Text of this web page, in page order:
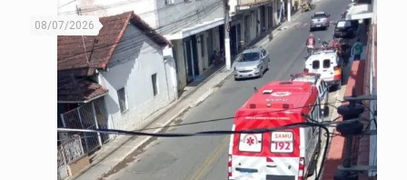
08/07/2026